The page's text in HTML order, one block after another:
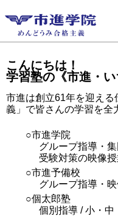
こんにちは！
学習塾の《市進・い
市進は創立61年を迎え
義」で皆さんの学習を全
○市進学院
グループ指導・
受験対策の映像
○市進予備校
グループ指導・
○個太郎塾
個別指導 / 小・中